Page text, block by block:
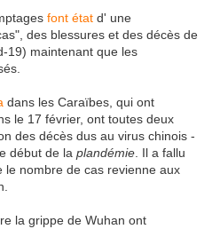
font état d' une
des blessures et des décès de
19) maintenant que les
dans les Caraïbes, qui ont
le 17 février, ont toutes deux
des décès dus au virus chinois -
début de la plandémie . Il a fallu
le nombre de cas revienne aux
la grippe de Wuhan ont